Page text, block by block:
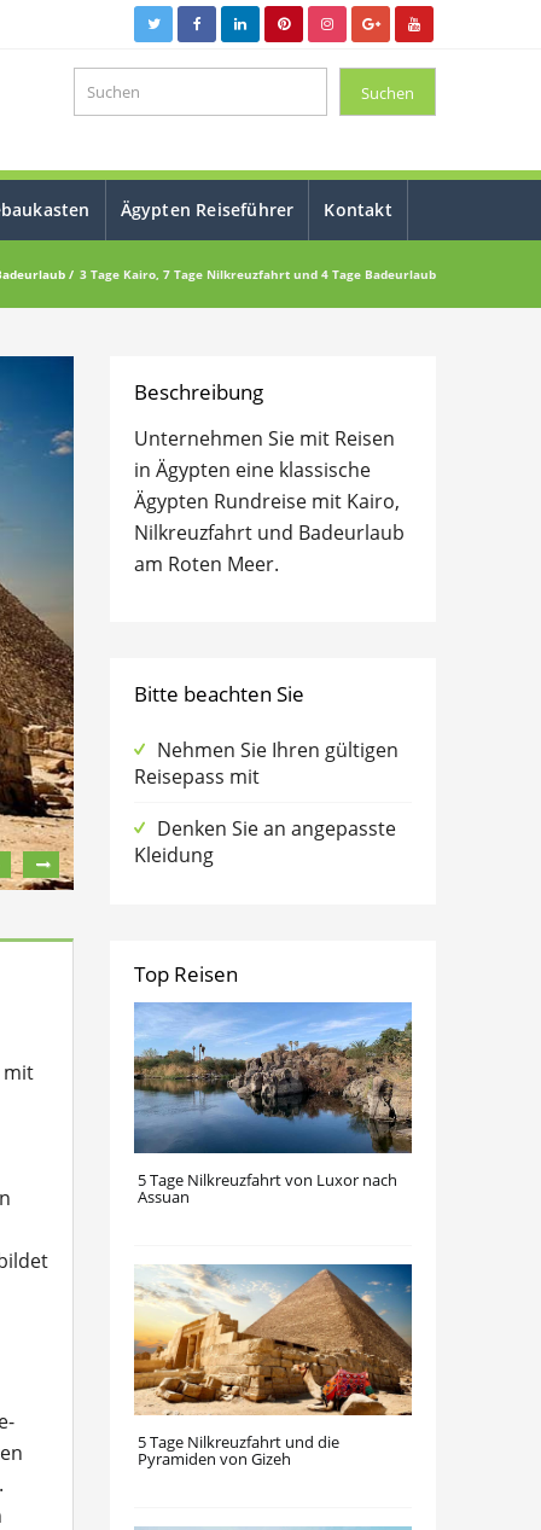
Ägypten Reiseführer Kontakt
3 Tage Kairo, 7 Tage Nilkreuzfahrt und 4 Tage Badeurlaub
mit
Beschreibung
Unternehmen Sie mit Reisen
in Ägypten eine klassische
Ägypten Rundreise mit Kairo,
Nilkreuzfahrt und Badeurlaub
am Roten Meer.
Bitte beachten Sie
Nehmen Sie Ihren gültigen
Reisepass mit
Denken Sie an angepasste
Kleidung
Top Reisen
5 Tage Nilkreuzfahrt von Luxor nach
Assuan
5 Tage Nilkreuzfahrt und die
Pyramiden von Gizeh